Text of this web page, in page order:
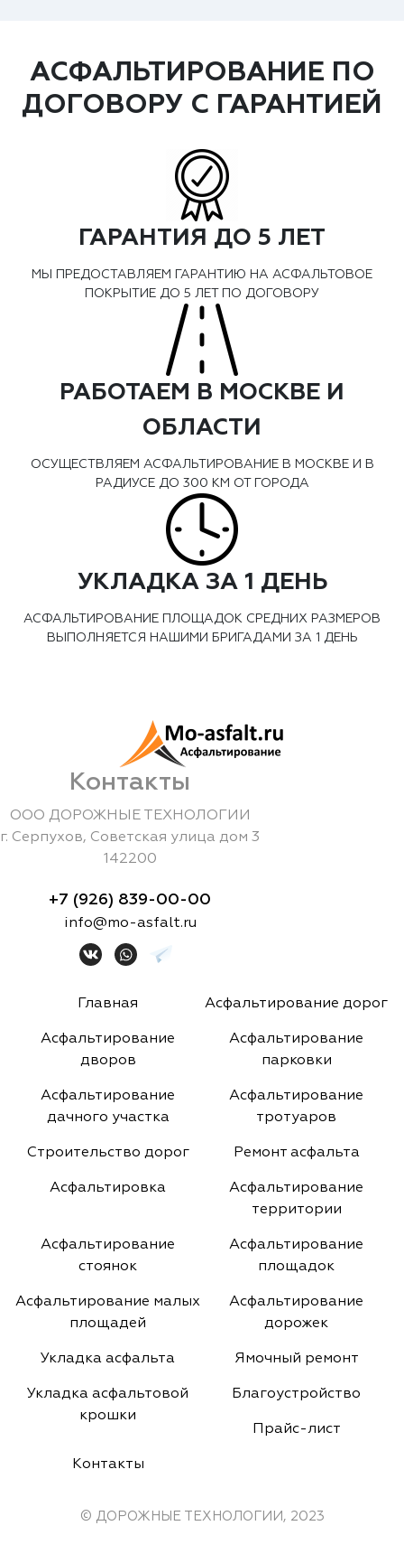
АСФАЛЬТИРОВАНИЕ ПО
ДОГОВОРУ С ГАРАНТИЕЙ
ГАРАНТИЯ ДО 5 ЛЕТ
МЫ ПРЕДОСТАВЛЯЕМ ГАРАНТИЮ НА АСФАЛЬТОВОЕ
ПОКРЫТИЕ ДО 5 ЛЕТ ПО ДОГОВОРУ
РАБОТАЕМ В МОСКВЕ И
ОБЛАСТИ
ОСУЩЕСТВЛЯЕМ АСФАЛЬТИРОВАНИЕ В МОСКВЕ И В
РАДИУСЕ ДО 300 КМ ОТ ГОРОДА
УКЛАДКА ЗА 1 ДЕНЬ
АСФАЛЬТИРОВАНИЕ ПЛОЩАДОК СРЕДНИХ РАЗМЕРОВ
ВЫПОЛНЯЕТСЯ НАШИМИ БРИГАДАМИ ЗА 1 ДЕНЬ
Контакты
ООО ДОРОЖНЫЕ ТЕХНОЛОГИИ
г. Серпухов, Советская улица дом 3
142200
+7 (926) 839-00-00
info@mo-asfalt.ru
Главная Асфальтирование дорог
Асфальтирование
дворов
Асфальтирование
парковки
Асфальтирование
дачного участка
Асфальтирование
тротуаров
Строительство дорог Ремонт асфальта
Асфальтировка
Асфальтирование
территории
Асфальтирование
стоянок
Асфальтирование
площадок
Асфальтирование малых
площадей
Асфальтирование
дорожек
Укладка асфальта Ямочный ремонт
Укладка асфальтовой
крошки
Благоустройство
Прайс-лист
Контакты
© ДОРОЖНЫЕ ТЕХНОЛОГИИ, 2023